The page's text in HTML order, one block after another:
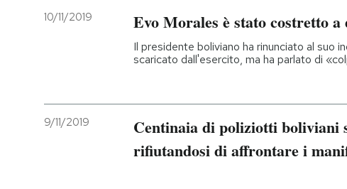
10/11/2019 Evo Morales è stato costretto
Il presidente boliviano ha rinunciato al suo
scaricato dall'esercito, ma ha parlato di
9/11/2019
Centinaia di poliziotti boliviani
rifiutandosi di affrontare i